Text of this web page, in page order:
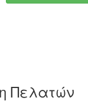
Πελατών